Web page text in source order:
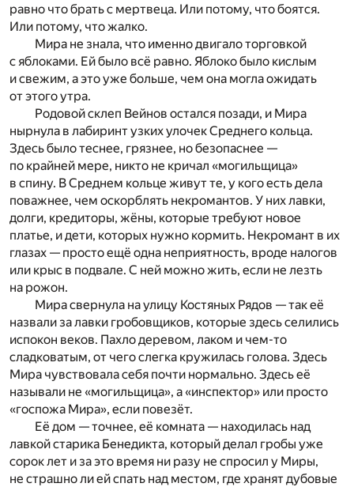
равно что брать с мертвеца. Или потому, что боятся.
Или потому, что жалко.
Мира не знала, что именно двигало торговкой
с яблоками. Ей было всё равно. Яблоко было кислым
и свежим, а это уже больше, чем она могла ожидать
от этого утра.
Родовой склеп Вейнов остался позади, и Мира
нырнула в лабиринт узких улочек Среднего кольца.
Здесь было теснее, грязнее, но безопаснее —
по крайней мере, никто не кричал «могильщица»
в спину. В Среднем кольце живут те, у кого есть дела
поважнее, чем оскорблять некромантов. У них лавки,
долги, кредиторы, жёны, которые требуют новое
платье, и дети, которых нужно кормить. Некромант в их
глазах — просто ещё одна неприятность, вроде налогов
или крыс в подвале. С ней можно жить, если не лезть
на рожон.
Мира свернула на улицу Костяных Рядов — так её
назвали за лавки гробовщиков, которые здесь селились
испокон веков. Пахло деревом, лаком и чем-то
сладковатым, от чего слегка кружилась голова. Здесь
Мира чувствовала себя почти нормально. Здесь её
называли не «могильщица», а «инспектор» или просто
«госпожа Мира», если повезёт.
Её дом — точнее, её комната — находилась над
лавкой старика Бенедикта, который делал гробы уже
сорок лет и за это время ни разу не спросил у Миры,
не страшно ли ей спать над местом, где хранят дубовые